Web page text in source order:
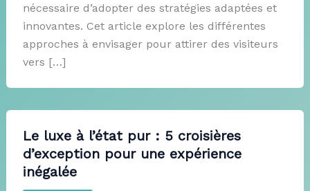
nécessaire d’adopter des stratégies adaptées et
innovantes. Cet article explore les différentes
approches à envisager pour attirer des visiteurs
vers […]
Le luxe à l’état pur : 5 croisières
d’exception pour une expérience
inégalée